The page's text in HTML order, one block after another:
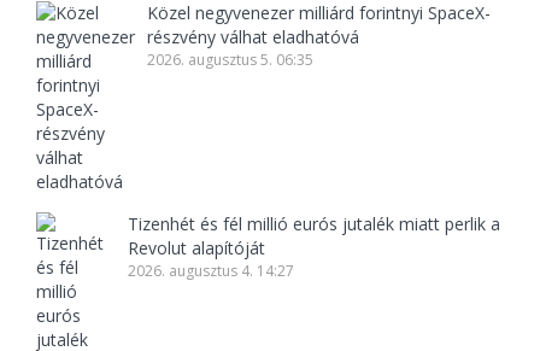
Közel negyvenezer milliárd forintnyi SpaceX-
részvény válhat eladhatóvá
2026. augusztus 5. 06:35
Tizenhét és fél millió eurós jutalék miatt perlik a
Revolut alapítóját
2026. augusztus 4. 14:27